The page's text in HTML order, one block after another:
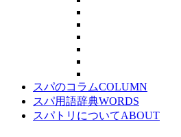
スパのコラムCOLUMN
スパ用語辞典WORDS
スパトリについてABOUT